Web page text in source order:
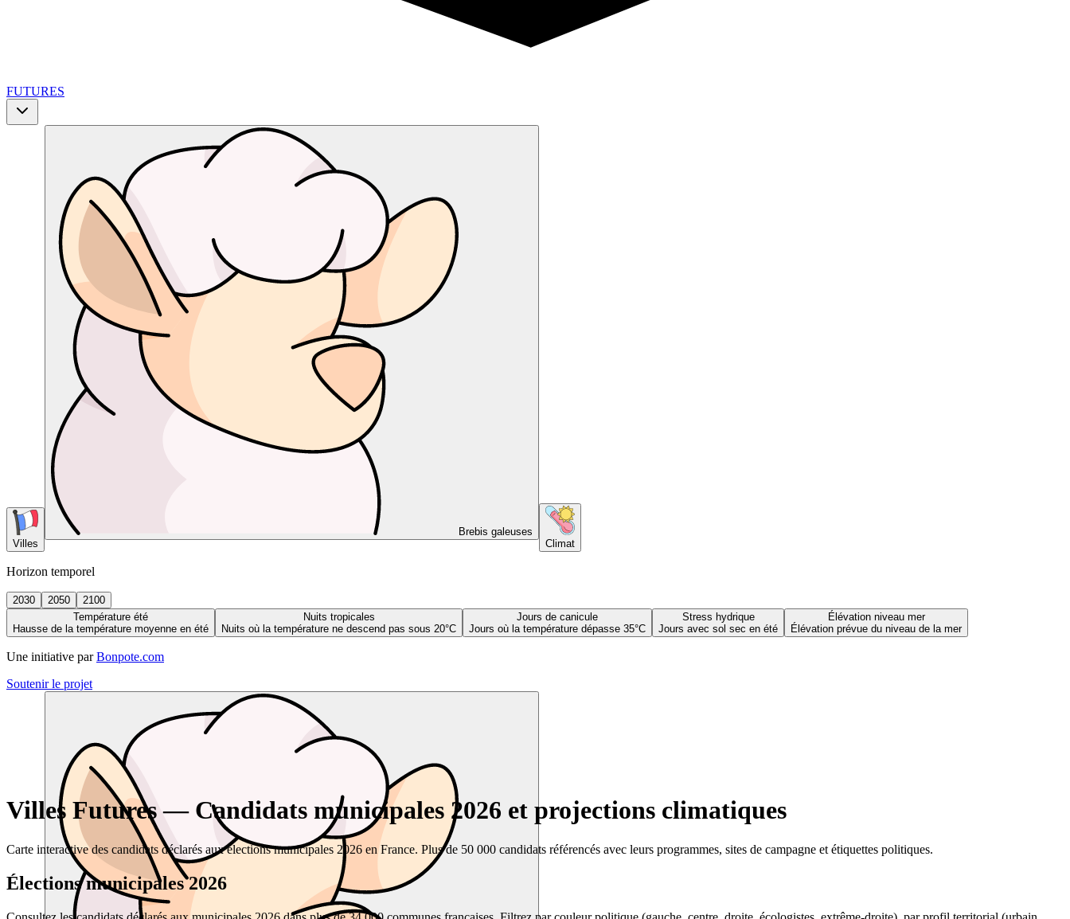
FUTURES
Villes
Brebis galeuses
Climat
Horizon temporel
2030 2050
2100
Température été
Hausse de la température moyenne en été
Nuits tropicales
Nuits où la température ne descend pas sous 20°C
Jours de canicule
Jours où la température dépasse 35°C
Stress hydrique
Jours avec sol sec en été
Élévation niveau mer
Élévation prévue du niveau de la mer
Une initiative par Bonpote.com
Soutenir le projet
Villes Futures — Candidats municipales 2026 et projections climatiques
Carte interactive des candidats déclarés aux élections municipales 2026 en France. Plus de 50 000 candidats référencés avec leurs programmes, sites de campagne et étiquettes politiques.
Élections municipales 2026